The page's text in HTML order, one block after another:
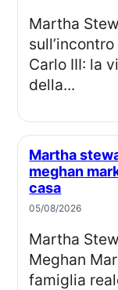
Martha Stewart svela dettagli
Carlo III: la
della...
Martha stewart stronca il tentativo di
meghan
casa
05/08/2026
Martha Stewart commenta il percorso di
Meghan
famiglia